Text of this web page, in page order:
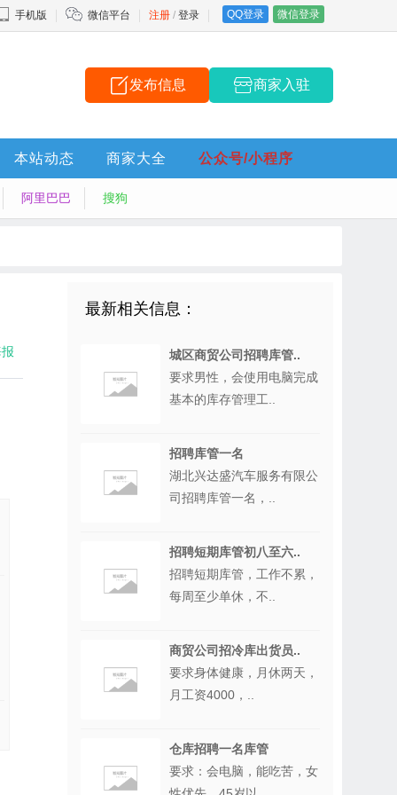
注册 / 登录 QQ登录 微信登录
手机版 微信平台
发布信息 商家入驻
本站动态 商家大全 公众号/小程序
阿里巴巴 搜狗
最新相关信息：
城区商贸公司招聘库管..
要求男性，会使用电脑完成
基本的库存管理工..
招聘库管一名
湖北兴达盛汽车服务有限公
司招聘库管一名，..
招聘短期库管初八至六..
招聘短期库管，工作不累，
每周至少单休，不..
商贸公司招冷库出货员..
要求身体健康，月休两天，
月工资4000，..
仓库招聘一名库管
要求：会电脑，能吃苦，女